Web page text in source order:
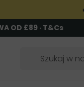
OD £89 · T&Cs